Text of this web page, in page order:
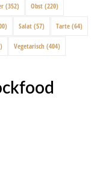
(352) Obst (220)
Salat (57) Tarte (64)
Vegetarisch (404)